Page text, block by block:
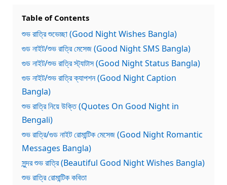
Table of Contents
শুভ রাত্রি শুভেচ্ছা (Good Night Wishes Bangla)
গুড নাইট/শুভ রাত্রি মেসেজ (Good Night SMS Bangla)
গুড নাইট/শুভ রাত্রি স্ট্যাটাস (Good Night Status Bangla)
গুড নাইট/শুভ রাত্রি ক্যাপশন (Good Night Caption
Bangla)
শুভ রাত্রি নিয়ে উক্তি (Quotes On Good Night in
Bengali)
শুভ রাত্রি/গুড নাইট রোমান্টিক মেসেজ (Good Night Romantic
Messages Bangla)
সুন্দর শুভ রাত্রি (Beautiful Good Night Wishes Bangla)
শুভ রাত্রি রোমান্টিক কবিতা